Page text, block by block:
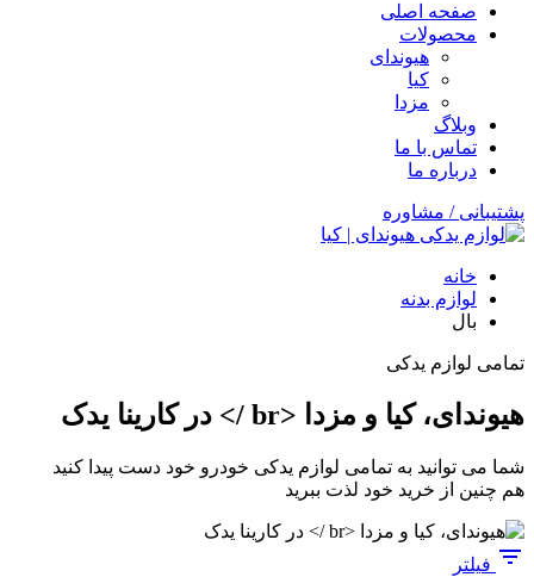
صفحه اصلی
محصولات
هیوندای
کیا
مزدا
وبلاگ
تماس با ما
درباره ما
پشتیبانی / مشاوره
خانه
لوازم بدنه
بال
تمامی لوازم یدکی
هیوندای، کیا و مزدا <br /> در کارینا یدک
شما می توانید به تمامی لوازم یدکی خودرو خود دست پیدا کنید
هم چنین از خرید خود لذت ببرید
فیلتر